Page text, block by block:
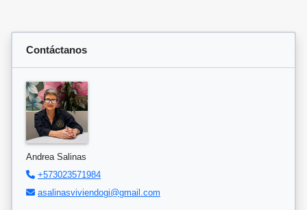
Contáctanos
Andrea Salinas
+573023571984
asalinasviviendogi@gmail.com